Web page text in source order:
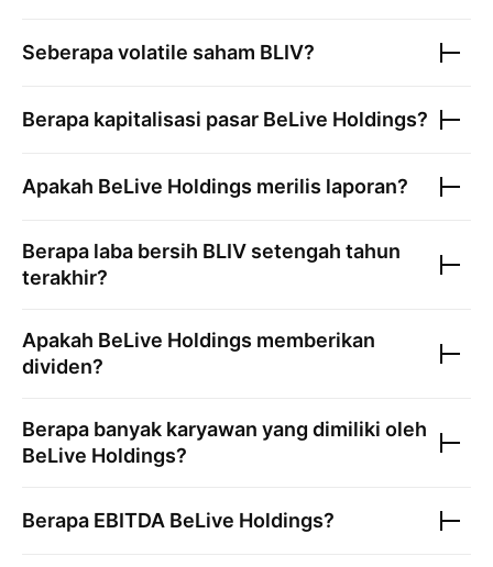
Seberapa volatile saham BLIV?
Berapa kapitalisasi pasar BeLive Holdings?
Apakah BeLive Holdings merilis laporan?
Berapa laba bersih BLIV setengah tahun
terakhir?
Apakah BeLive Holdings memberikan
dividen?
Berapa banyak karyawan yang dimiliki oleh
BeLive Holdings?
Berapa EBITDA BeLive Holdings?